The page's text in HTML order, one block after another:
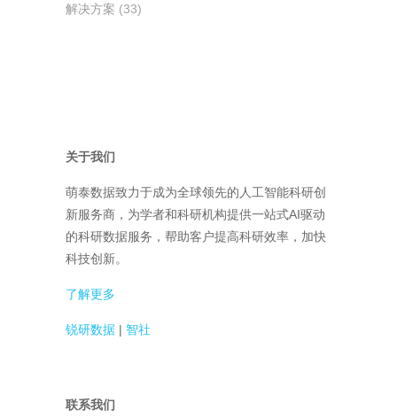
解决方案 (33)
关于我们
萌泰数据致力于成为全球领先的人工智能科研创
新服务商，为学者和科研机构提供一站式AI驱动
的科研数据服务，帮助客户提高科研效率，加快
科技创新。
了解更多
锐研数据 | 智社
联系我们